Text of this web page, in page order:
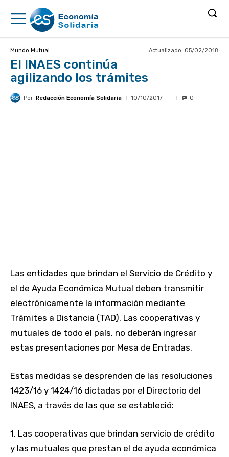
Mundo Mutual Actualizado: 05/02/2018
El INAES continúa
agilizando los trámites
Por Redacción Economía Solidaria 10/10/2017 0
Las entidades que brindan el Servicio de Crédito y
el de Ayuda Económica Mutual deben transmitir
electrónicamente la información mediante
Trámites a Distancia (TAD). Las cooperativas y
mutuales de todo el país, no deberán ingresar
estas presentaciones por Mesa de Entradas.
Estas medidas se desprenden de las resoluciones
1423/16 y 1424/16 dictadas por el Directorio del
INAES, a través de las que se estableció:
1. Las cooperativas que brindan servicio de crédito
y las mutuales que prestan el de ayuda económica